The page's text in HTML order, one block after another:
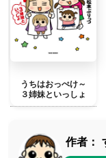
うちはおっぺけ～
３姉妹といっしょ
作者：